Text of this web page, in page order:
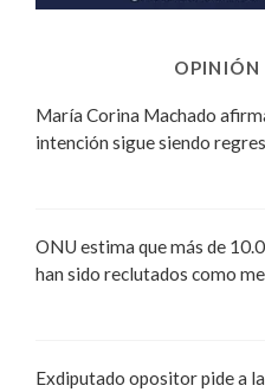
OPINIÓN
María Corina Machado
intención sigue siendo
ONU estima que más de
han sido reclutados como
Exdiputado opositor pide a